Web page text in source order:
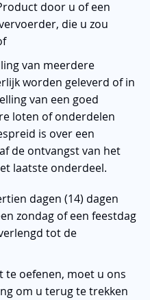
door u of een
die u zou
van meerdere
worden geleverd of in
van een goed
loten of onderdelen
is over een
de ontvangst van het
laatste onderdeel.
dagen (14) dagen
zondag of een feestdag
tot de
oefenen, moet u ons
om u terug te trekken